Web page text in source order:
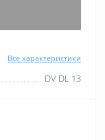
Все характеристики
DV DL 13